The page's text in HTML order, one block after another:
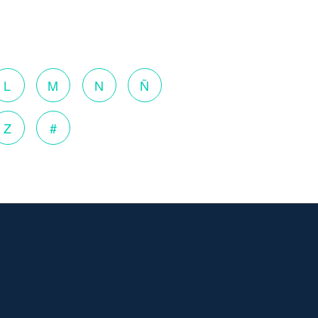
L M N Ñ
Z #